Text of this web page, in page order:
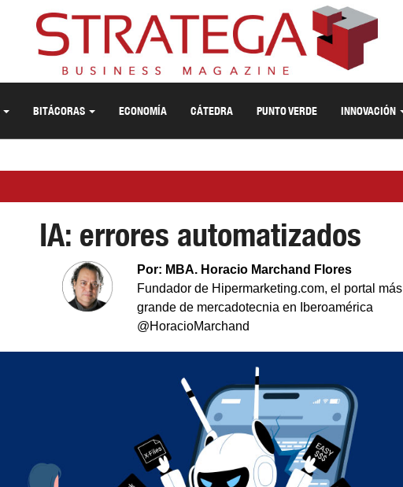
BITÁCORAS ECONOMÍA CÁTEDRA PUNTO VERDE INNOVACIÓN
IA: errores automatizados
Por: MBA. Horacio Marchand Flores
Fundador de Hipermarketing.com, el portal más
grande de mercadotecnia en Iberoamérica
@HoracioMarchand